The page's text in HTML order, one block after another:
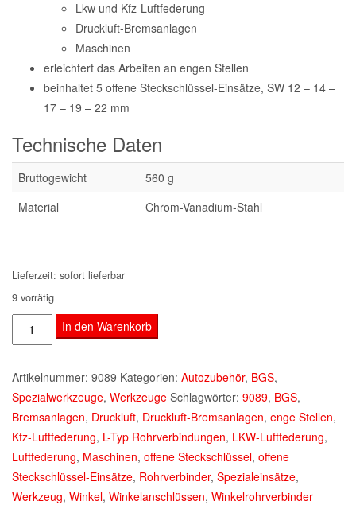
Lkw und Kfz-Luftfederung
Druckluft-Bremsanlagen
Maschinen
erleichtert das Arbeiten an engen Stellen
beinhaltet 5 offene Steckschlüssel-Einsätze, SW 12 – 14 –
17 – 19 – 22 mm
Technische Daten
Bruttogewicht
560 g
Material
Chrom-Vanadium-Stahl
Lieferzeit: sofort lieferbar
9 vorrätig
Spezial-
Einsätze
Winkel-
Rohrverbinder
|
5-
tlg.
Menge
In den Warenkorb
Artikelnummer: 9089 Kategorien: Autozubehör, BGS,
Spezialwerkzeuge, Werkzeuge Schlagwörter: 9089, BGS,
Bremsanlagen, Druckluft, Druckluft-Bremsanlagen, enge Stellen,
Kfz-Luftfederung, L-Typ Rohrverbindungen, LKW-Luftfederung,
Luftfederung, Maschinen, offene Steckschlüssel, offene
Steckschlüssel-Einsätze, Rohrverbinder, Spezialeinsätze,
Werkzeug, Winkel, Winkelanschlüssen, Winkelrohrverbinder